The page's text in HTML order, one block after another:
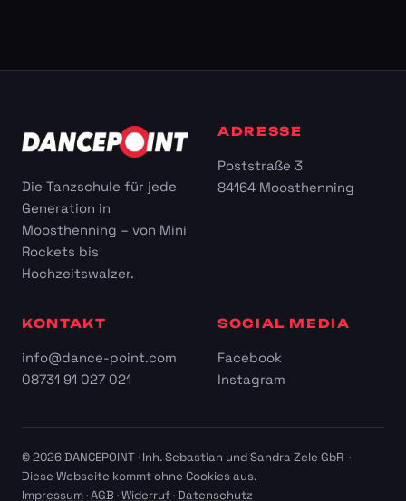
Die Tanzschule für jede
Generation in
Moosthenning – von Mini
Rockets bis
Hochzeitswalzer.
ADRESSE
Poststraße 3
84164 Moosthenning
KONTAKT
info@dance-point.com
08731 91 027 021
SOCIAL MEDIA
Facebook
Instagram
© 2026 DANCEPOINT · Inh. Sebastian und Sandra Zele GbR ·
Diese Webseite kommt ohne Cookies aus.
Impressum·AGB ·Widerruf·Datenschutz